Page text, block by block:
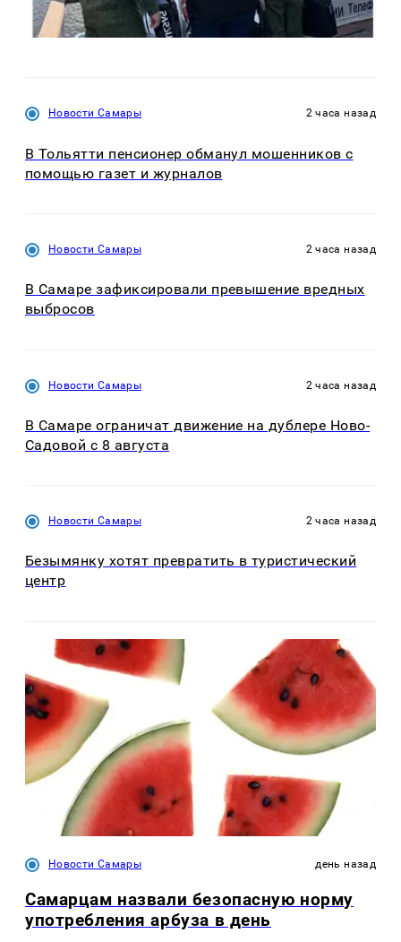
Новости Самары 2 часа назад
В Тольятти пенсионер обманул мошенников с
помощью газет и журналов
Новости Самары 2 часа назад
В Самаре зафиксировали превышение вредных
выбросов
Новости Самары 2 часа назад
В Самаре ограничат движение на дублере Ново-
Садовой с 8 августа
Новости Самары 2 часа назад
Безымянку хотят превратить в туристический
центр
Новости Самары день назад
Самарцам назвали безопасную норму
употребления арбуза в день